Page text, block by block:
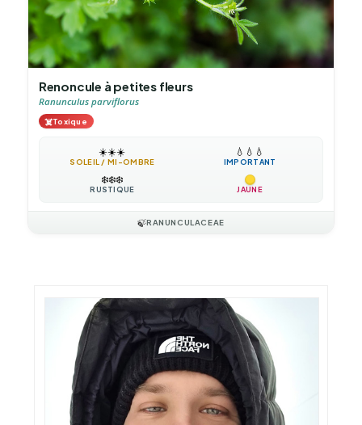
Renoncule à petites fleurs
Ranunculus parviflorus
☠️Toxique
☀️☀️☀️
SOLEIL / MI-OMBRE
💧 💧 💧
IMPORTANT
❄️❄️❄️
RUSTIQUE JAUNE
🍃RANUNCULACEAE